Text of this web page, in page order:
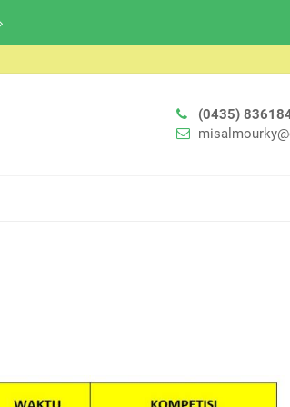
(0435)